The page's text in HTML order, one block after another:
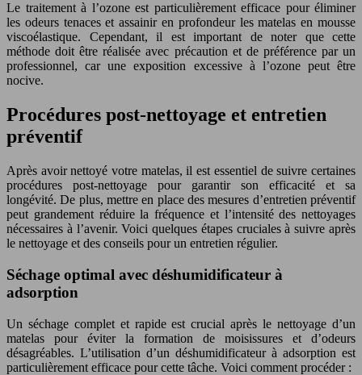
Le traitement à l’ozone est particulièrement efficace pour éliminer
les odeurs tenaces et assainir en profondeur les matelas en mousse
viscoélastique. Cependant, il est important de noter que cette
méthode doit être réalisée avec précaution et de préférence par un
professionnel, car une exposition excessive à l’ozone peut être
nocive.
Procédures post-nettoyage et entretien
préventif
Après avoir nettoyé votre matelas, il est essentiel de suivre certaines
procédures post-nettoyage pour garantir son efficacité et sa
longévité. De plus, mettre en place des mesures d’entretien préventif
peut grandement réduire la fréquence et l’intensité des nettoyages
nécessaires à l’avenir. Voici quelques étapes cruciales à suivre après
le nettoyage et des conseils pour un entretien régulier.
Séchage optimal avec déshumidificateur à
adsorption
Un séchage complet et rapide est crucial après le nettoyage d’un
matelas pour éviter la formation de moisissures et d’odeurs
désagréables. L’utilisation d’un déshumidificateur à adsorption est
particulièrement efficace pour cette tâche. Voici comment procéder :